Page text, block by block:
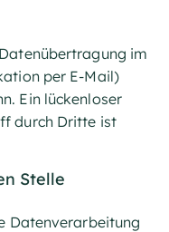
im
per E-Mail)
Ein lückenloser
durch Dritte ist
Stelle
Datenverarbeitung